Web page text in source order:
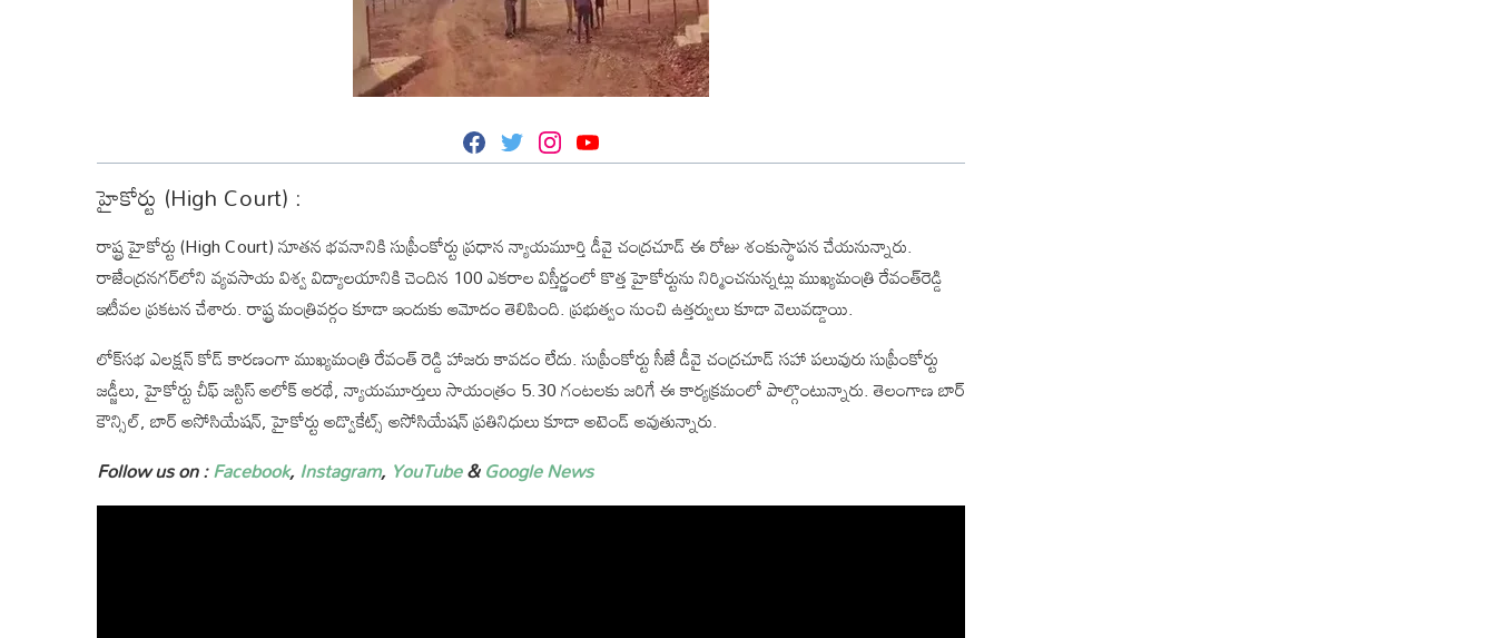
F
a
oo
k
T
w
r
I
n
g
r
a
m
Y
o
b
e
హైకోర్టు (High Court) :
రాష్ట్ర హైకోర్టు (High Court) నూతన భవనానికి సుప్రీంకోర్టు ప్రధాన న్యాయమూర్తి డీవై చంద్రచూడ్ ఈ రోజు శంకుస్థాపన చేయనున్నారు.
రాజేంద్రనగర్‌లోని వ్యవసాయ విశ్వ విద్యాలయానికి చెందిన 100 ఎకరాల విస్తీర్ణంలో కొత్త హైకోర్టును నిర్మించనున్నట్లు ముఖ్యమంత్రి రేవంత్‌రెడ్డి
ఇటీవల ప్రకటన చేశారు. రాష్ట్ర మంత్రివర్గం కూడా ఇందుకు ఆమోదం తెలిపింది. ప్రభుత్వం నుంచి ఉత్తర్వులు కూడా వెలువడ్డాయి.
లోక్‌సభ ఎలక్షన్ కోడ్ కారణంగా ముఖ్యమంత్రి రేవంత్‌ రెడ్డి హాజరు కావడం లేదు. సుప్రీంకోర్టు సీజే డీవై చంద్రచూడ్ సహా పలువురు సుప్రీంకోర్టు
జడ్జీలు, హైకోర్టు చీఫ్ జస్టిస్ అలోక్ ఆరథే, న్యాయమూర్తులు సాయంత్రం 5.30 గంటలకు జరిగే ఈ కార్యక్రమంలో పాల్గొంటున్నారు. తెలంగాణ బార్
కౌన్సిల్, బార్ అసోసియేషన్, హైకోర్టు అడ్వొకేట్స్ అసోసియేషన్ ప్రతినిధులు కూడా అటెండ్ అవుతున్నారు.
Follow us on :Facebook, Instagram, YouTube&Google News